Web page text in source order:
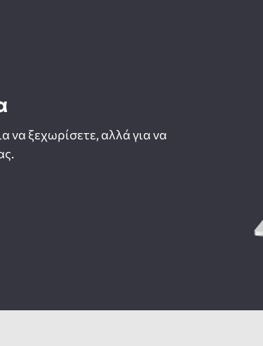
να ξεχωρίσετε, αλλά για να